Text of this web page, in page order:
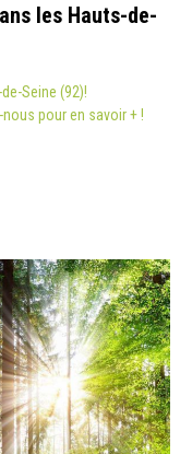
les Hauts-de-
Seine (92)!
pour en savoir + !